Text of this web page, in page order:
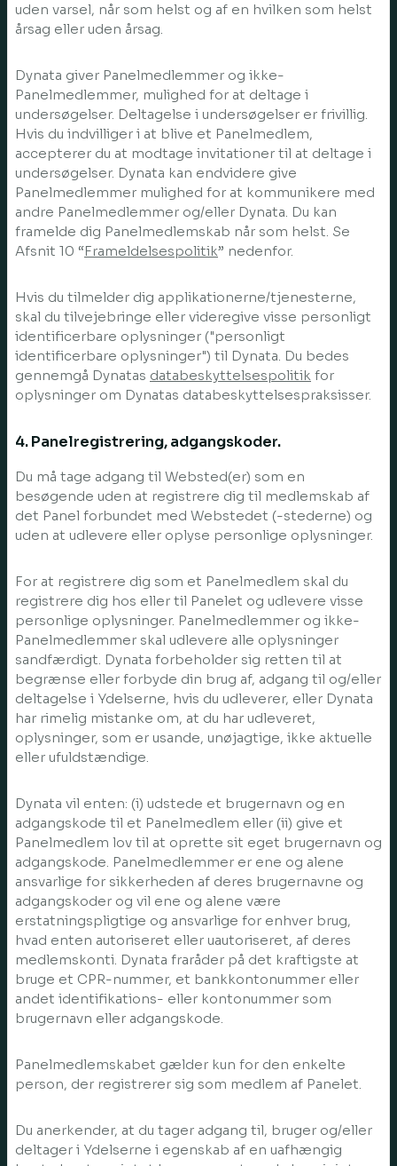
uden varsel, når som helst og af en hvilken som helst
årsag eller uden årsag.
Dynata giver Panelmedlemmer og ikke-
Panelmedlemmer, mulighed for at deltage i
undersøgelser. Deltagelse i undersøgelser er frivillig.
Hvis du indvilliger i at blive et Panelmedlem,
accepterer du at modtage invitationer til at deltage i
undersøgelser. Dynata kan endvidere give
Panelmedlemmer mulighed for at kommunikere med
andre Panelmedlemmer og/eller Dynata. Du kan
framelde dig Panelmedlemskab når som helst. Se
Afsnit 10 “Frameldelsespolitik” nedenfor.
Hvis du tilmelder dig applikationerne/tjenesterne,
skal du tilvejebringe eller videregive visse personligt
identificerbare oplysninger ("personligt
identificerbare oplysninger") til Dynata. Du bedes
gennemgå Dynatas databeskyttelsespolitik for
oplysninger om Dynatas databeskyttelsespraksisser.
4. Panelregistrering, adgangskoder.
Du må tage adgang til Websted(er) som en
besøgende uden at registrere dig til medlemskab af
det Panel forbundet med Webstedet (-stederne) og
uden at udlevere eller oplyse personlige oplysninger.
For at registrere dig som et Panelmedlem skal du
registrere dig hos eller til Panelet og udlevere visse
personlige oplysninger. Panelmedlemmer og ikke-
Panelmedlemmer skal udlevere alle oplysninger
sandfærdigt. Dynata forbeholder sig retten til at
begrænse eller forbyde din brug af, adgang til og/eller
deltagelse i Ydelserne, hvis du udleverer, eller Dynata
har rimelig mistanke om, at du har udleveret,
oplysninger, som er usande, unøjagtige, ikke aktuelle
eller ufuldstændige.
Dynata vil enten: (i) udstede et brugernavn og en
adgangskode til et Panelmedlem eller (ii) give et
Panelmedlem lov til at oprette sit eget brugernavn og
adgangskode. Panelmedlemmer er ene og alene
ansvarlige for sikkerheden af deres brugernavne og
adgangskoder og vil ene og alene være
erstatningspligtige og ansvarlige for enhver brug,
hvad enten autoriseret eller uautoriseret, af deres
medlemskonti. Dynata fraråder på det kraftigste at
bruge et CPR-nummer, et bankkontonummer eller
andet identifikations- eller kontonummer som
brugernavn eller adgangskode.
Panelmedlemskabet gælder kun for den enkelte
person, der registrerer sig som medlem af Panelet.
Du anerkender, at du tager adgang til, bruger og/eller
deltager i Ydelserne i egenskab af en uafhængig